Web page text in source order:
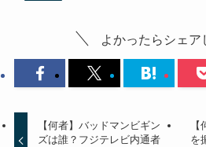
よかったらシェア
【何者】バッドマンビギン
ズは誰？フジテレビ内通者
を